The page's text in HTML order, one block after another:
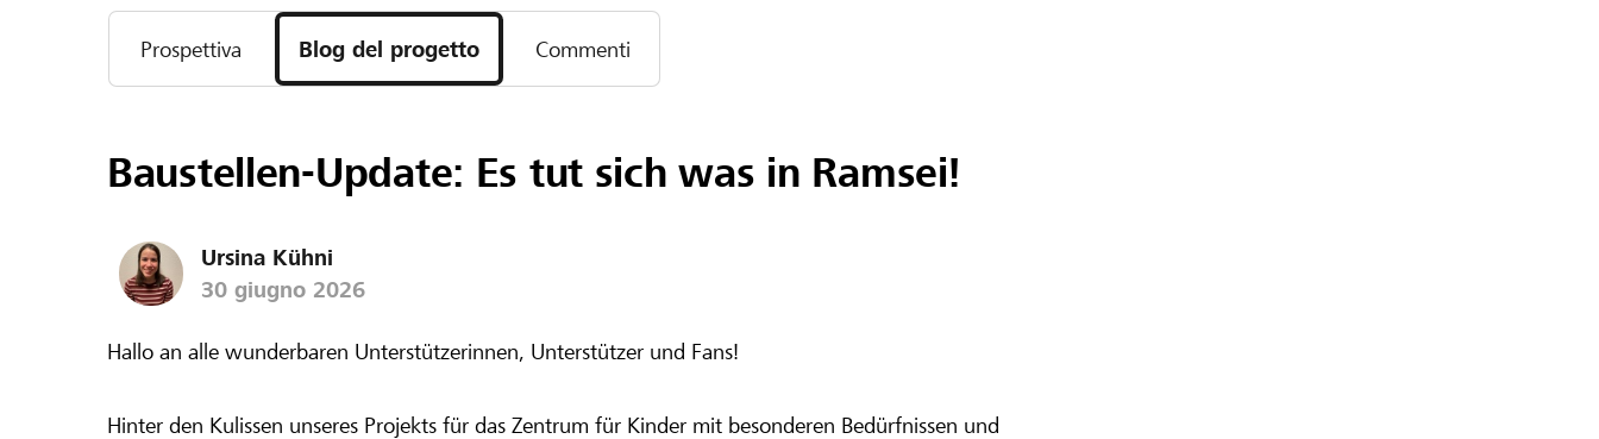
Prospettiva Blog del progetto Commenti
Baustellen-Update: Es tut sich was in Ramsei!
Ursina Kühni
30 giugno 2026
Hallo an alle wunderbaren Unterstützerinnen, Unterstützer und Fans!
Hinter den Kulissen unseres Projekts für das Zentrum für Kinder mit besonderen Bedürfnissen und